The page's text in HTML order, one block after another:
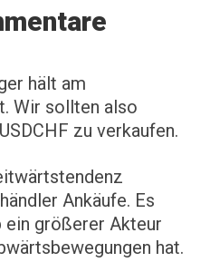
hält am
Wir sollten also
zu verkaufen.
Ankäufe. Es
ein größerer Akteur
hat.